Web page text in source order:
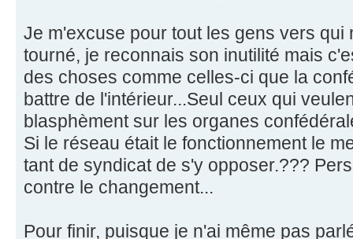
Je m'excuse pour tout les gens vers qui
tourné, je reconnais son inutilité mais
des choses comme celles-ci que la
battre de l'intérieur...Seul ceux qui
blasphèment sur les organes
Si le réseau était le fonctionnement le
tant de syndicat de s'y opposer.???
contre le changement...
Pour finir, puisque je n'ai même pas